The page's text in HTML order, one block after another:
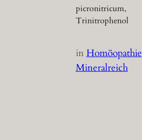
picronitricum,
Trinitrophenol
inHomöopathie
Mineralreich